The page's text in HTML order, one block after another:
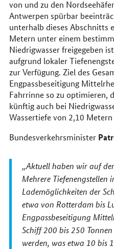
von und zu den
Antwerpen spürbar
unterhalb dieses Abschnitts
Metern unter einem
Niedrigwasser freigegeben
aufgrund lokaler
zur Verfügung. Ziel des
Engpassbeseitigung
Fahrrinne so zu optimieren,
künftig auch bei
Wassertiefe von 2,10
Bundesverkehrsminister
Aktuell haben wir auf
Mehrere
Lademöglichkeiten der
etwa von Rotterdam bis
Engpassbeseitigung
Schiff 200 bis 250
werden, was etwa 10 bis